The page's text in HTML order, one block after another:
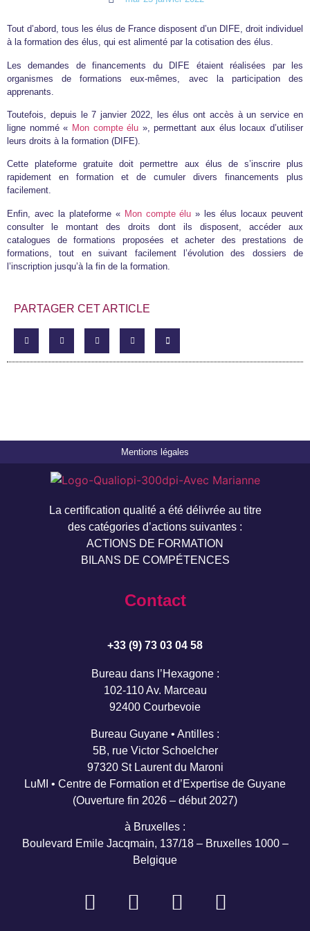
Tout d’abord, tous les élus de France disposent d’un DIFE, droit individuel
à la formation des élus, qui est alimenté par la cotisation des élus.
Les demandes de financements du DIFE étaient réalisées par les
organismes de formations eux-mêmes, avec la participation des
apprenants.
Toutefois, depuis le 7 janvier 2022, les élus ont accès à un service en
ligne nommé « Mon compte élu », permettant aux élus locaux d’utiliser
leurs droits à la formation (DIFE).
Cette plateforme gratuite doit permettre aux élus de s’inscrire plus
rapidement en formation et de cumuler divers financements plus
facilement.
Enfin, avec la plateforme « Mon compte élu » les élus locaux peuvent
consulter le montant des droits dont ils disposent, accéder aux
catalogues de formations proposées et acheter des prestations de
formations, tout en suivant facilement l’évolution des dossiers de
l’inscription jusqu’à la fin de la formation.
PARTAGER CET ARTICLE
Mentions légales
La certification qualité a été délivrée au titre
des catégories d’actions suivantes :
ACTIONS DE FORMATION
BILANS DE COMPÉTENCES
Contact
+33 (9) 73 03 04 58
Bureau dans l’Hexagone :
102-110 Av. Marceau
92400 Courbevoie
Bureau Guyane • Antilles :
5B, rue Victor Schoelcher
97320 St Laurent du Maroni
LuMI • Centre de Formation et d’Expertise de Guyane
(Ouverture fin 2026 – début 2027)
à Bruxelles :
Boulevard Emile Jacqmain, 137/18 – Bruxelles 1000 –
Belgique